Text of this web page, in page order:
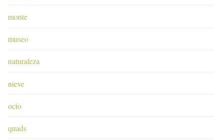
monte
museo
naturaleza
nieve
ocio
quads